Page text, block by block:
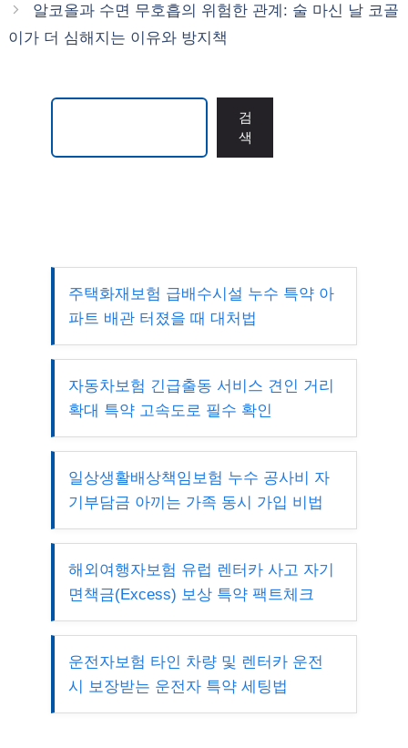
알코올과 수면 무호흡의 위험한 관계: 술 마신 날 코골
이가 더 심해지는 이유와 방지책
검
색
주택화재보험 급배수시설 누수 특약 아
파트 배관 터졌을 때 대처법
자동차보험 긴급출동 서비스 견인 거리
확대 특약 고속도로 필수 확인
일상생활배상책임보험 누수 공사비 자
기부담금 아끼는 가족 동시 가입 비법
해외여행자보험 유럽 렌터카 사고 자기
면책금(Excess) 보상 특약 팩트체크
운전자보험 타인 차량 및 렌터카 운전
시 보장받는 운전자 특약 세팅법